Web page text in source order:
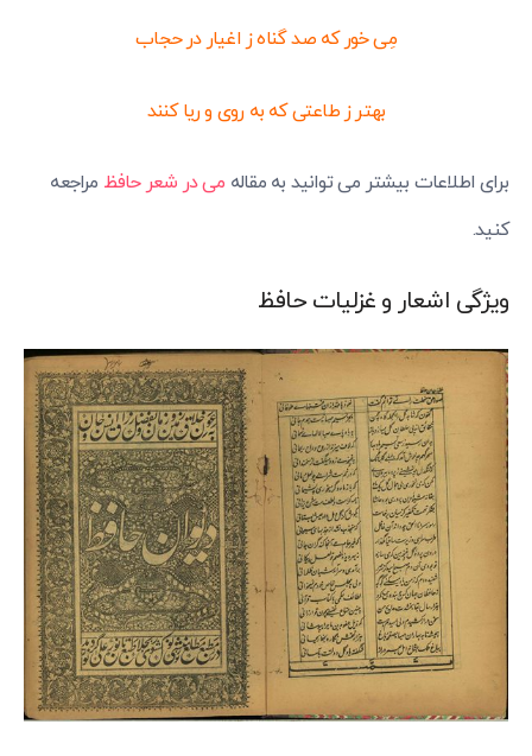
مِی خور که صد گناه ز اغیار در حجاب
بهتر ز طاعتی که به روی و ریا کنند
برای اطلاعات بیشتر می توانید به مقاله می در شعر حافظ مراجعه
کنید.
ویژگی اشعار و غزلیات حافظ